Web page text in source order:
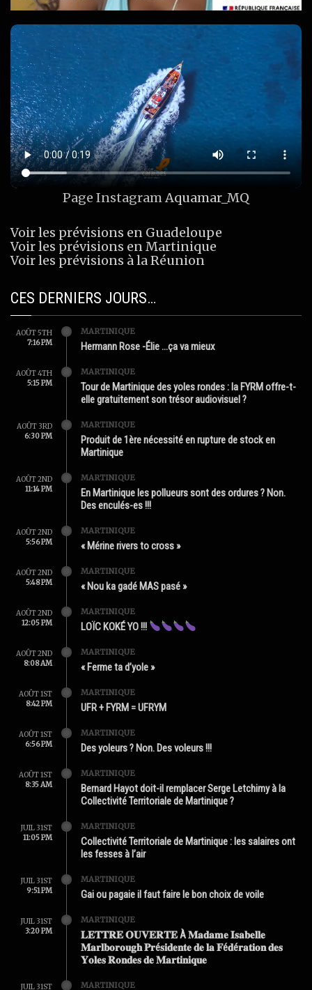
Page InstagramAquamar_MQ
Voir les prévisions en Guadeloupe
Voir les prévisions en Martinique
Voir les prévisions à la Réunion
CES DERNIERS JOURS…
AOÛT 5TH
7:16 PM
MARTINIQUE
Hermann Rose -Élie …ça va mieux
AOÛT 4TH
5:15 PM
MARTINIQUE
Tour de Martinique des yoles rondes : la FYRM offre-t-
elle gratuitement son trésor audiovisuel ?
AOÛT 3RD
6:30 PM
MARTINIQUE
Produit de 1ère nécessité en rupture de stock en
Martinique
AOÛT 2ND
11:14 PM
MARTINIQUE
En Martinique les pollueurs sont des ordures ? Non.
Des enculés-es !!!
AOÛT 2ND
5:56 PM
MARTINIQUE
« Mérine rivers to cross »
AOÛT 2ND
5:48 PM
MARTINIQUE
« Nou ka gadé MAS pasé »
AOÛT 2ND
12:05 PM
MARTINIQUE
LOÏC KOKÉ YO !!!
AOÛT 2ND
8:08 AM
MARTINIQUE
« Ferme ta d’yole »
AOÛT 1ST
8:42 PM
MARTINIQUE
UFR + FYRM = UFRYM
AOÛT 1ST
6:56 PM
MARTINIQUE
Des yoleurs ? Non. Des voleurs !!!
AOÛT 1ST
8:35 AM
MARTINIQUE
Bernard Hayot doit-il remplacer Serge Letchimy à la
Collectivité Territoriale de Martinique ?
JUIL 31ST
11:05 PM
MARTINIQUE
Collectivité Territoriale de Martinique : les salaires ont
les fesses à l’air
JUIL 31ST
9:51 PM
MARTINIQUE
Gai ou pagaie il faut faire le bon choix de voile
JUIL 31ST
3:20 PM
MARTINIQUE
𝐋𝐄𝐓𝐓𝐑𝐄 𝐎𝐔𝐕𝐄𝐑𝐓𝐄 À 𝐌𝐚𝐝𝐚𝐦𝐞 𝐈𝐬𝐚𝐛𝐞𝐥𝐥𝐞
𝐌𝐚𝐫𝐥𝐛𝐨𝐫𝐨𝐮𝐠𝐡 𝐏𝐫é𝐬𝐢𝐝𝐞𝐧𝐭𝐞 𝐝𝐞 𝐥𝐚 𝐅é𝐝é𝐫𝐚𝐭𝐢𝐨𝐧 𝐝𝐞𝐬
𝐘𝐨𝐥𝐞𝐬 𝐑𝐨𝐧𝐝𝐞𝐬 𝐝𝐞 𝐌𝐚𝐫𝐭𝐢𝐧𝐢𝐪𝐮𝐞
JUIL 31ST MARTINIQUE